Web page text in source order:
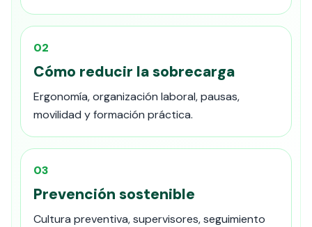
02
Cómo reducir la sobrecarga
Ergonomía, organización laboral, pausas,
movilidad y formación práctica.
03
Prevención sostenible
Cultura preventiva, supervisores, seguimiento